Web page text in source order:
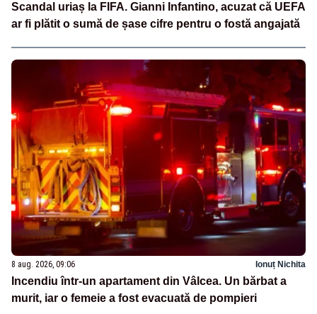
Scandal uriaș la FIFA. Gianni Infantino, acuzat că UEFA
ar fi plătit o sumă de șase cifre pentru o fostă angajată
8 aug. 2026, 09:06 Ionuț Nichita
Incendiu într-un apartament din Vâlcea. Un bărbat a
murit, iar o femeie a fost evacuată de pompieri